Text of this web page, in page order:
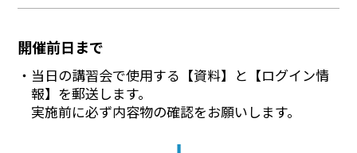
開催前日まで
当日の講習会で使用する【資料】と【ログイン情
報】を郵送します。
実施前に必ず内容物の確認をお願いします。